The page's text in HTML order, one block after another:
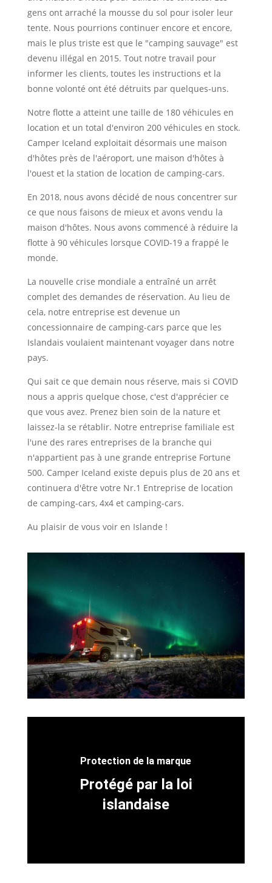
gens ont arraché la mousse du sol pour isoler leur
tente. Nous pourrions continuer encore et encore,
mais le plus triste est que le "camping sauvage" est
devenu illégal en 2015. Tout notre travail pour
informer les clients, toutes les instructions et la
bonne volonté ont été détruits par quelques-uns.
Notre flotte a atteint une taille de 180 véhicules en
location et un total d'environ 200 véhicules en stock.
Camper Iceland exploitait désormais une maison
d'hôtes près de l'aéroport, une maison d'hôtes à
l'ouest et la station de location de camping-cars.
En 2018, nous avons décidé de nous concentrer sur
ce que nous faisons de mieux et avons vendu la
maison d'hôtes. Nous avons commencé à réduire la
flotte à 90 véhicules lorsque COVID-19 a frappé le
monde.
La nouvelle crise mondiale a entraîné un arrêt
complet des demandes de réservation. Au lieu de
cela, notre entreprise est devenue un
concessionnaire de camping-cars parce que les
Islandais voulaient maintenant voyager dans notre
pays.
Qui sait ce que demain nous réserve, mais si COVID
nous a appris quelque chose, c'est d'apprécier ce
que vous avez. Prenez bien soin de la nature et
laissez-la se rétablir. Notre entreprise familiale est
l'une des rares entreprises de la branche qui
n'appartient pas à une grande entreprise Fortune
500. Camper Iceland existe depuis plus de 20 ans et
continuera d'être votre Nr.1 Entreprise de location
de camping-cars, 4x4 et camping-cars.
Au plaisir de vous voir en Islande !
Protection de la marque
Protégé par la loi
islandaise